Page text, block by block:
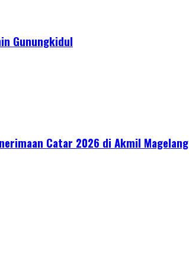
Gunungkidul
Catar 2026 di Akmil Magelang